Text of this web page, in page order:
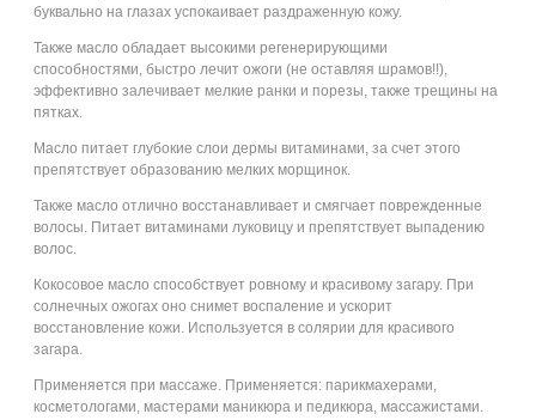
буквально на глазах успокаивает раздраженную кожу.
Также масло обладает высокими регенерирующими
способностями, быстро лечит ожоги (не оставляя шрамов!!),
эффективно залечивает мелкие ранки и порезы, также трещины на
пятках.
Масло питает глубокие слои дермы витаминами, за счет этого
препятствует образованию мелких морщинок.
Также масло отлично восстанавливает и смягчает поврежденные
волосы. Питает витаминами луковицу и препятствует выпадению
волос.
Кокосовое масло способствует ровному и красивому загару. При
солнечных ожогах оно снимет воспаление и ускорит
восстановление кожи. Используется в солярии для красивого
загара.
Применяется при массаже. Применяется: парикмахерами,
косметологами, мастерами маникюра и педикюра, массажистами.